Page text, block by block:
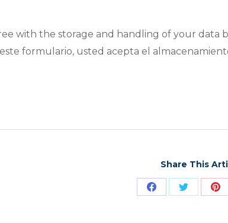
with the storage and handling of your data
formulario, usted acepta el
Share This
Share Share